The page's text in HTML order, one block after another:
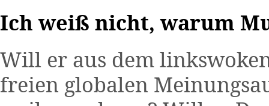
Ich weiß nicht, warum
Will er aus dem
freien globalen